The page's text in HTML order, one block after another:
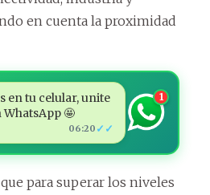
en cuenta la proximidad
en tu celular, unite
WhatsApp 🤩
06:20 ✓✓
1
para superar los niveles